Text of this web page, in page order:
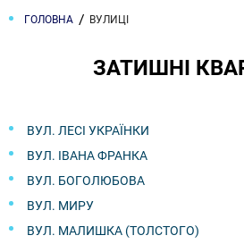
ГОЛОВНА ВУЛИЦІ
ЗАТИШНІ
ВУЛ. ЛЕСІ УКРАЇНКИ
ВУЛ. ІВАНА ФРАНКА
ВУЛ. БОГОЛЮБОВА
ВУЛ. МИРУ
ВУЛ. МАЛИШКА (ТОЛСТОГО)